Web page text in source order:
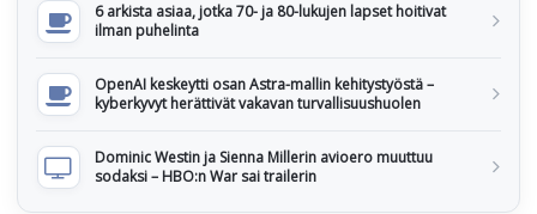
6 arkista asiaa, jotka 70- ja 80-lukujen lapset hoitivat
ilman puhelinta
OpenAI keskeytti osan Astra-mallin kehitystyöstä –
kyberkyvyt herättivät vakavan turvallisuushuolen
Dominic Westin ja Sienna Millerin avioero muuttuu
sodaksi – HBO:n War sai trailerin